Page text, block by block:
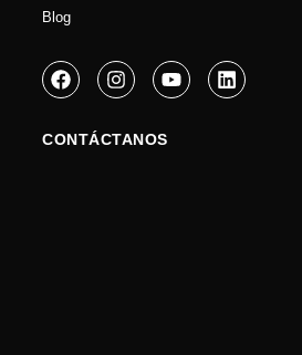
Blog
CONTÁCTANOS